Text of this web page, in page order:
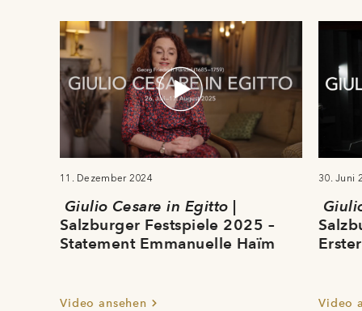
11. Dezember 2024
Giulio Cesare in Egitto |
Salzburger Festspiele 2025 –
Statement Emmanuelle Haïm
Video ansehen
30. Juni
Video